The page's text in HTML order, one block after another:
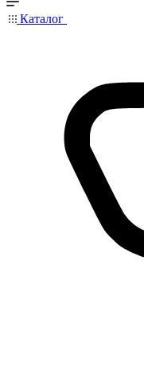
Каталог